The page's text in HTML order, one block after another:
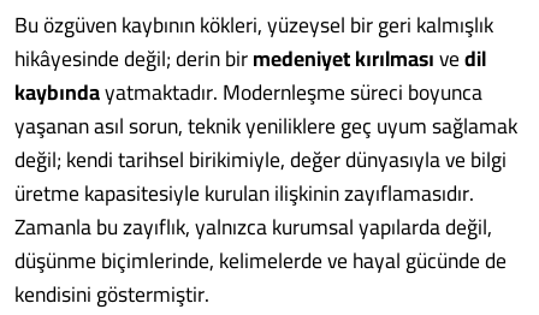
Bu özgüven kaybının kökleri, yüzeysel bir geri kalmışlık
hikâyesinde değil; derin birmedeniyet kırılmasıvedil
kaybındayatmaktadır. Modernleşme süreci boyunca
yaşanan asıl sorun, teknik yeniliklere geç uyum sağlamak
değil; kendi tarihsel birikimiyle, değer dünyasıyla ve bilgi
üretme kapasitesiyle kurulan ilişkinin zayıflamasıdır.
Zamanla bu zayıflık, yalnızca kurumsal yapılarda değil,
düşünme biçimlerinde, kelimelerde ve hayal gücünde de
kendisini göstermiştir.